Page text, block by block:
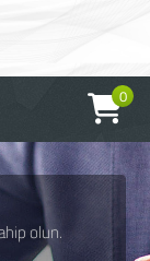
0
olun.